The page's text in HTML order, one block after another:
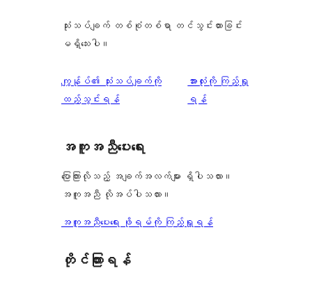
သုံးသပ်ချက် တစ်စုံတစ်ရာ တင်သွင်းထားခြင်း
မရှိသေးပါ။
ကျွန်ုပ်၏ သုံးသပ်ချက်ကို
ထည့်သွင်းရန်
သုံးသပ်
ချက်
အားလုံးကို ကြည့်ရှု
ရန်
အကူအညီပေးရေး
ပြောကြားလိုသည့် အချက်အလက်များ ရှိပါသလား။
အကူအညီ လိုအပ်ပါသလား။
အကူအညီပေးရေး ဖိုရမ်ကို ကြည့်ရှုရန်
တိုင်ကြားရန်